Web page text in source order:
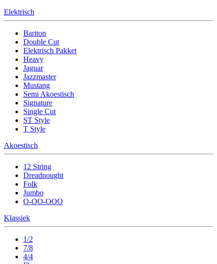
Elektrisch
Bariton
Double Cut
Elektrisch Pakket
Heavy
Jaguar
Jazzmaster
Mustang
Semi Akoestisch
Signature
Single Cut
ST Style
T Style
Akoestisch
12 String
Dreadnought
Folk
Jumbo
O-OO-OOO
Klassiek
1/2
7/8
4/4